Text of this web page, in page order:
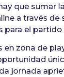
que sumar
a través de
para el
zona de
jornada